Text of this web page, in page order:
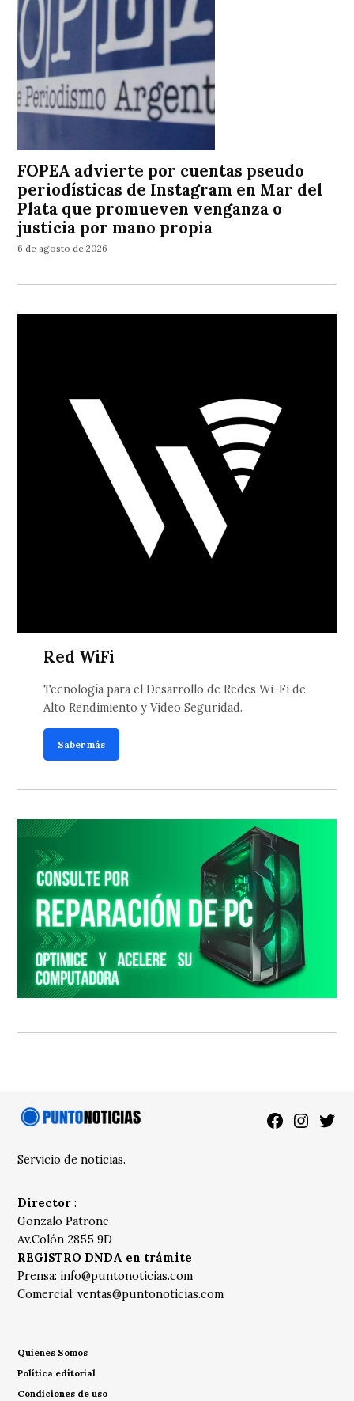
FOPEA advierte por cuentas pseudo
periodísticas de Instagram en Mar del
Plata que promueven venganza o
justicia por mano propia
6 de agosto de 2026
Red WiFi
Tecnología para el Desarrollo de Redes Wi-Fi de
Alto Rendimiento y Video Seguridad.
Saber más
Facebook
Servicio de noticias.
Director :
Gonzalo Patrone
Av.Colón 2855 9D
REGISTRO DNDA en trámite
Prensa: info@puntonoticias.com
Comercial:ventas@puntonoticias.com
Quienes Somos
Política editorial
Condiciones de uso